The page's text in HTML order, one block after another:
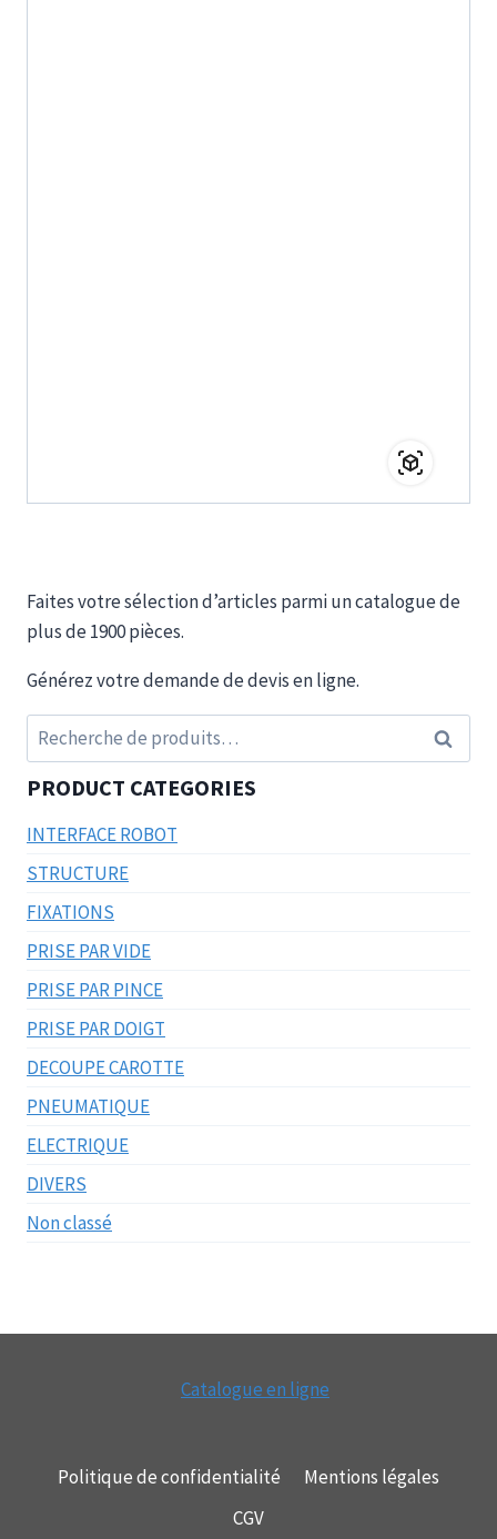
Faites votre sélection d’articles parmi un catalogue de
plus de 1900 pièces.
Générez votre demande de devis en ligne.
Recherche
pour :
PRODUCT CATEGORIES
INTERFACE ROBOT
STRUCTURE
FIXATIONS
PRISE PAR VIDE
PRISE PAR PINCE
PRISE PAR DOIGT
DECOUPE CAROTTE
PNEUMATIQUE
ELECTRIQUE
DIVERS
Non classé
Catalogue en ligne
Politique de confidentialité
Mentions légales
CGV